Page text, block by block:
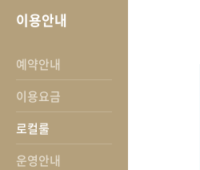
이용안내
예약안내
이용요금
로컬룰
운영안내